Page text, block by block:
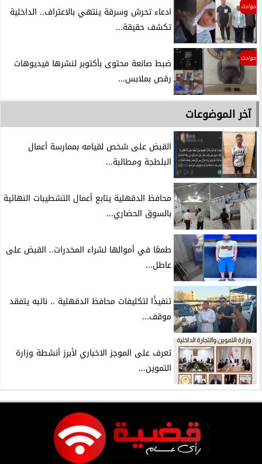
حوادث
ادعاء تحرش وسرقة ينتهي بالاعتراف.. الداخلية
تكشف حقيقة...
حوادث
ضبط صانعة محتوى بأكتوبر لنشرها فيديوهات
رقص بملابس...
آخر الموضوعات
القبض على شخص لقيامه بممارسة أعمال
البلطجة ومطالبة...
محافظ الدقهلية يتابع أعمال التشطيبات النهائية
بالسوق الحضاري...
طمعًا في أموالها لشراء المخدرات.. القبض على
عاطل...
تنفيذًا لتكليفات محافظ الدقهلية .. نائبه يتفقد
موقف...
تعرف على الموجز الاخباري لأبرز أنشطة وزارة
التموين...